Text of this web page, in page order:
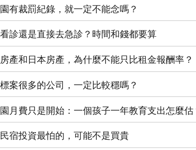
有裁罰紀錄，就一定不能念嗎？
診還是直接去急診？時間和錢都要算
產和日本房產，為什麼不能只比租金報酬率？
案很多的公司，一定比較穩嗎？
月費只是開始：一個孩子一年教育支出怎麼估
宿投資最怕的，可能不是買貴